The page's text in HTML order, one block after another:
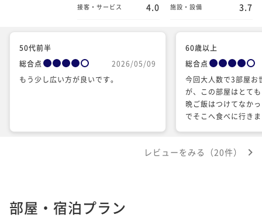
接客・サービス 4.0 施設・設備 3.7
50代前半
総合点
2026/05/09
もう少し広い方が良いです。
60歳以上
総合点
今回大人数で3部屋お
が、この部屋はとて
晩ご飯はつけてなか
でそこへ食べに行き
レビューをみる（20件）
部屋・宿泊プラン